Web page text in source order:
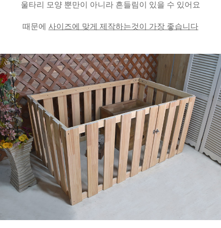
울타리 모양 뿐만이 아니라 흔들림이 있을 수 있어요
때문에 사이즈에 맞게 제작하는것이 가장 좋습니다